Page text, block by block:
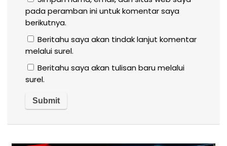
pada peramban ini untuk komentar saya
berikutnya.
Beritahu saya akan tindak lanjut komentar
melalui surel.
Beritahu saya akan tulisan baru melalui
surel.